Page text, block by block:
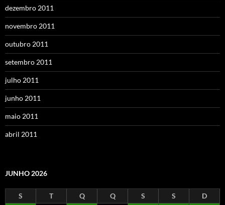
dezembro 2011
novembro 2011
outubro 2011
setembro 2011
julho 2011
junho 2011
maio 2011
abril 2011
JUNHO 2026
S T Q Q S S
D